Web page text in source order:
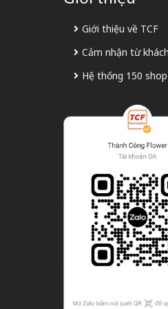
Giới thiệu về TCF
Cảm nhận từ
Hệ thống 150